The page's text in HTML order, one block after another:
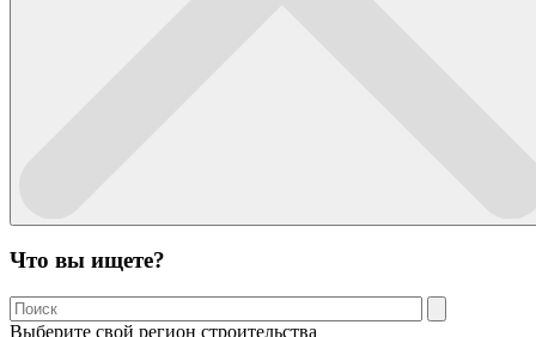
Что вы ищете?
Выберите свой регион строительства